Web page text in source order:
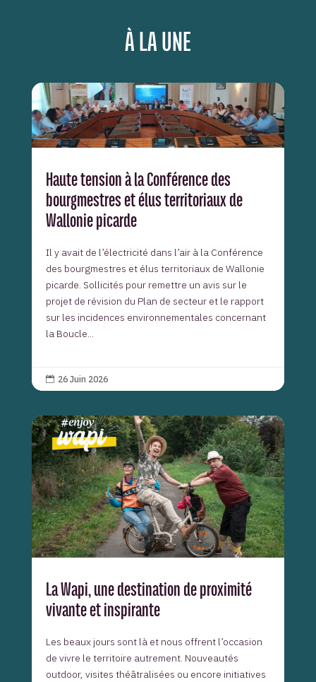
À LA UNE
Haute tension à la Conférence des
bourgmestres et élus territoriaux de
Wallonie picarde
Il y avait de l’électricité dans l’air à la Conférence
des bourgmestres et élus territoriaux de Wallonie
picarde. Sollicités pour remettre un avis sur le
projet de révision du Plan de secteur et le rapport
sur les incidences environnementales concernant
la Boucle...
 26 Juin 2026
La Wapi, une destination de proximité
vivante et inspirante
Les beaux jours sont là et nous offrent l’occasion
de vivre le territoire autrement. Nouveautés
outdoor, visites théâtralisées ou encore initiatives